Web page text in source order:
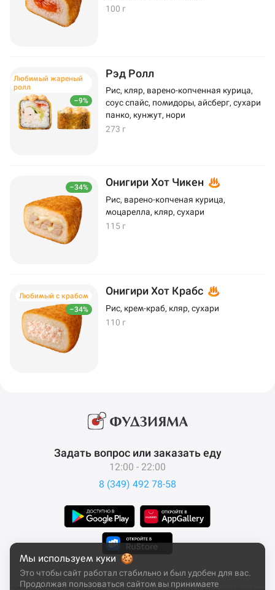
100 г
–9%
Любимый жареный
ролл
Рэд Ролл
Рис, кляр, варено-копченная курица,
соус спайс, помидоры, айсберг, сухари
панко, кунжут, нори
273 г
–34% Онигири Хот Чикен
Рис, варено-копченая курица,
моцарелла, кляр, сухари
115 г
–34%
Любимый с крабом Онигири Хот Крабс
Рис, крем-краб, кляр, сухари
110 г
Задать вопрос или заказать еду
12:00 - 22:00
8 (349) 492 78-58
Мы используем куки
Это чтобы сайт работал стабильно и был удобен для вас.
Продолжая пользоваться сайтом вы принимаете